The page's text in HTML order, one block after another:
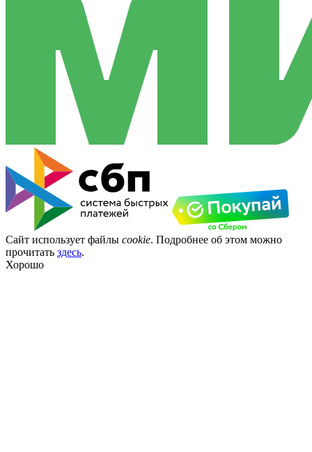
Сайт использует файлы cookie. Подробнее об этом можно
прочитать здесь.
Хорошо